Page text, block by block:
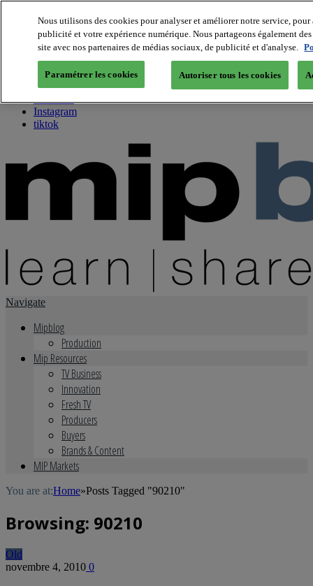
About us
Twitter
Facebook
Youtube
Instagram
tiktok
Navigate
Mipblog
Production
Mip Resources
TV Business
Innovation
Fresh TV
Producers
Buyers
Brands & Content
MIP Markets
You are at:Home»Posts Tagged "90210"
Browsing: 90210
Old
novembre 4, 2010 0
Nous utilisons des cookies pour analyser et améliorer notre service,
publicité et votre expérience numérique. Nous partageons également
site avec nos partenaires de médias sociaux, de publicité et d'analyse.
Paramétrer les cookies Autoriser tous les cookies